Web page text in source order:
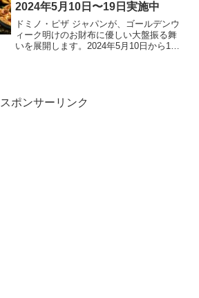
2024年5月10日〜19日実施中
ドミノ・ピザ ジャパンが、ゴールデンウ
ィーク明けのお財布に優しい大盤振る舞
いを展開します。2024年5月10日から19
スポンサーリンク